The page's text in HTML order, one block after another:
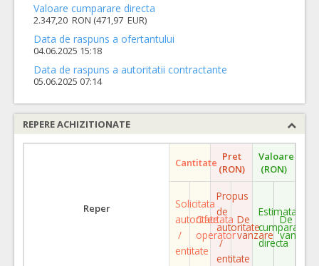
Valoare cumparare directa
2.347,20 RON (471,97 EUR)
Data de raspuns a ofertantului
04.06.2025 15:18
Data de raspuns a autoritatii contractante
05.06.2025 07:14
REPERE ACHIZITIONATE
Reper
Cantitate Pret
(RON)
Valoare
(RON)
Solicitata
autoritate
/
entitate
Ofertata
operator
Propus
de
autoritate
/
entitate
De
vanzare
Estimata
cumparare
directa
De
vanzare